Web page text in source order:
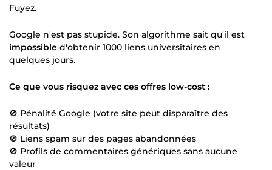
Fuyez.
Google n'est pas stupide. Son algorithme sait qu'il est
impossible d'obtenir 1000 liens universitaires en
quelques jours.
Ce que vous risquez avec ces offres low-cost :
🚫 Pénalité Google (votre site peut disparaître des
résultats)
🚫 Liens spam sur des pages abandonnées
🚫 Profils de commentaires génériques sans aucune
valeur